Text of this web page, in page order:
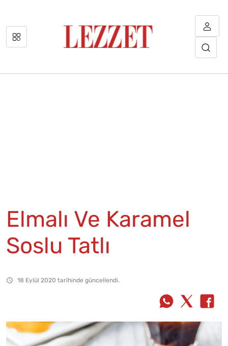
Elmalı Ve Karamel
Soslu Tatlı
18 Eylül 2020 tarihinde güncellendi.